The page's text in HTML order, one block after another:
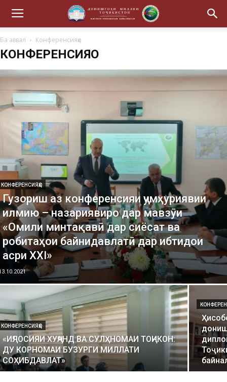
Ба аввал Конференсияҳо
КОНФЕРЕНСИЯҲО
КОНФЕРЕНСИЯҲО
Гузориш аз конференсияи ҷумҳуриявии
илмию – назариявиро дар мавзӯи
«Омили минтақавӣ дар сиёсат ва
робитаҳои байнидавлатӣ дар ибтидои
асри XXI»
КОНФЕРЕНСИЯҲО
«ИҶЛОСИЯИ ХУҶАНД ВА СУЛҲНОМАИ ТОҶИКОН:
ДУ КОРНОМАИ БУЗУРГИ МИЛЛАТИ
СОҲИБДАВЛАТ»